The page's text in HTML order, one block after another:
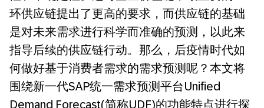
环供应链提出了更高的要求，而供应链的基础
是对未来需求进行科学而准确的预测，以此来
指导后续的供应链行动。那么，后疫情时代如
何做好基于消费者需求的需求预测呢？本文将
围绕新一代SAP统一需求预测平台Unified
Demand Forecast(简称UDF)的功能特点进行探